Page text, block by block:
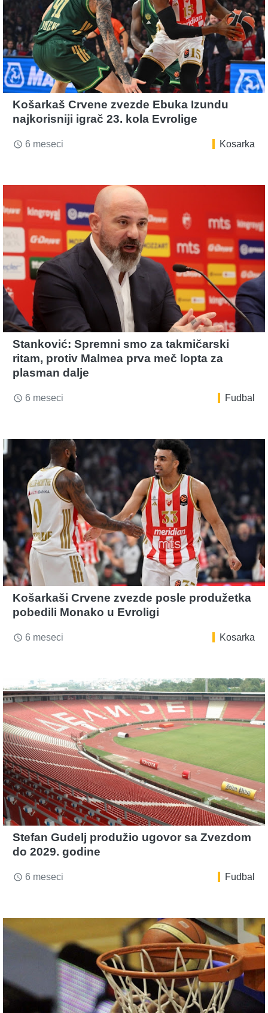
Košarkaš Crvene zvezde Ebuka Izundu
najkorisniji igrač 23. kola Evrolige
access_time 6 meseci Kosarka
Stanković: Spremni smo za takmičarski
ritam, protiv Malmea prva meč lopta za
plasman dalje
access_time 6 meseci Fudbal
Košarkaši Crvene zvezde posle produžetka
pobedili Monako u Evroligi
access_time 6 meseci Kosarka
Stefan Gudelj produžio ugovor sa Zvezdom
do 2029. godine
access_time 6 meseci Fudbal